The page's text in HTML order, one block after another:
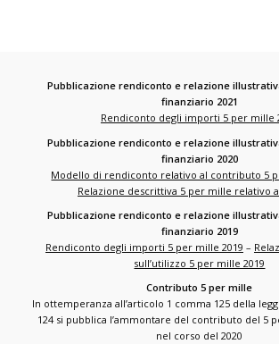
Pubblicazione rendiconto e relazione
finanziario 2021
Rendiconto degli importi 5 per mille
Pubblicazione rendiconto e relazione
finanziario 2020
Modello di rendiconto relativo al contributo 5
Relazione descrittiva 5 per mille relativo
Pubblicazione rendiconto e relazione
finanziario 2019
Rendiconto degli importi 5 per mille 2019 –
sull’utilizzo 5 per mille 2019
Contributo 5 per mille
In ottemperanza all’articolo 1 comma 125 della
124 si pubblica l’ammontare del contributo del 5
nel corso del 2020